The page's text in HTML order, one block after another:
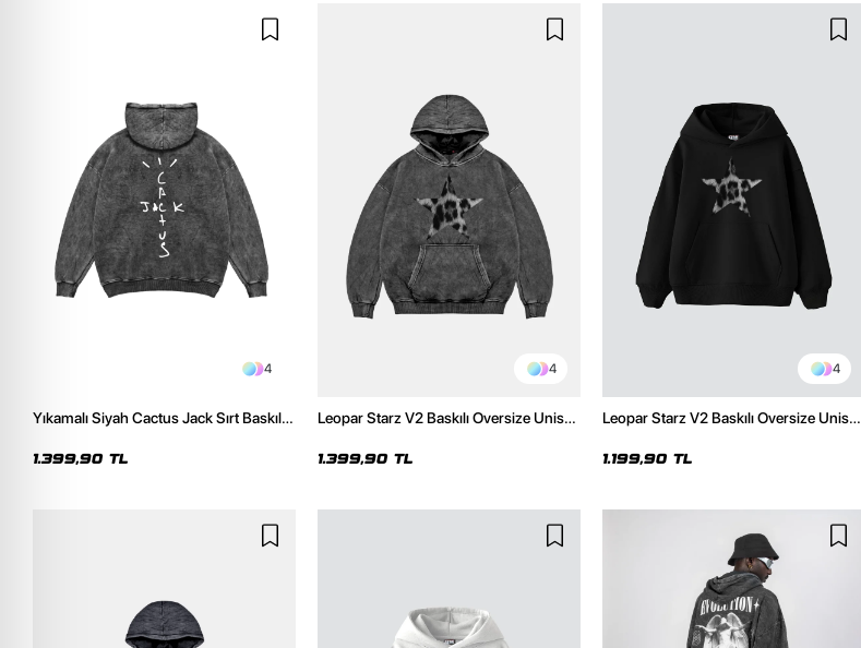
4
Yıkamalı Siyah Cactus Jack Sırt Baskılı
1.399,90 TL
4
Leopar Starz V2 Baskılı Oversize Unisex
1.399,90 TL
4
Leopar Starz V2 Baskılı Oversize Unisex
1.199,90 TL